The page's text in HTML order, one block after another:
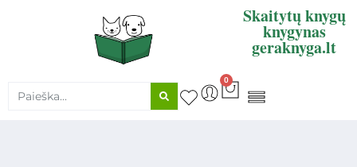
Skaitytų knygų
knygynas
geraknyga.lt
0